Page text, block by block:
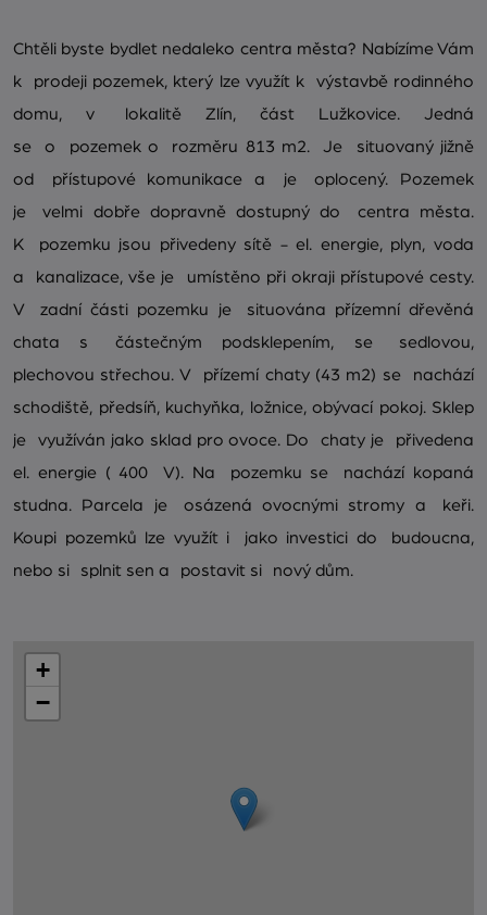
Chtěli byste bydlet nedaleko centra města? Nabízíme Vám
k prodeji pozemek, který lze využít k výstavbě rodinného
domu, v lokalitě Zlín, část Lužkovice. Jedná
se o pozemek o rozměru 813 m2. Je situovaný jižně
od přístupové komunikace a je oplocený. Pozemek
je velmi dobře dopravně dostupný do centra města.
K pozemku jsou přivedeny sítě - el. energie, plyn, voda
a kanalizace, vše je umístěno při okraji přístupové cesty.
V zadní části pozemku je situována přízemní dřevěná
chata s částečným podsklepením, se sedlovou,
plechovou střechou. V přízemí chaty (43 m2) se nachází
schodiště, předsíň, kuchyňka, ložnice, obývací pokoj. Sklep
je využíván jako sklad pro ovoce. Do chaty je přivedena
el. energie ( 400 V). Na pozemku se nachází kopaná
studna. Parcela je osázená ovocnými stromy a keři.
Koupi pozemků lze využít i jako investici do budoucna,
nebo si splnit sen a postavit si nový dům.
+
−